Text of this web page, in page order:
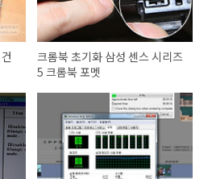
크롬북 초기화 삼성 센스 시리즈
5 크롬북 포멧